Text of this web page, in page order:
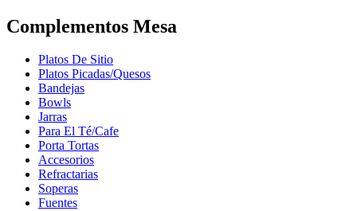
Complementos Mesa
Platos De Sitio
Platos Picadas/Quesos
Bandejas
Bowls
Jarras
Para El Té/Cafe
Porta Tortas
Accesorios
Refractarias
Soperas
Fuentes